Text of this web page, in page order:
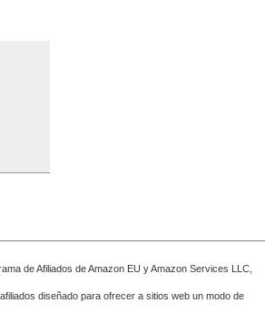
de Afiliados de Amazon EU y Amazon Services LLC,
diseñado para ofrecer a sitios web un modo de